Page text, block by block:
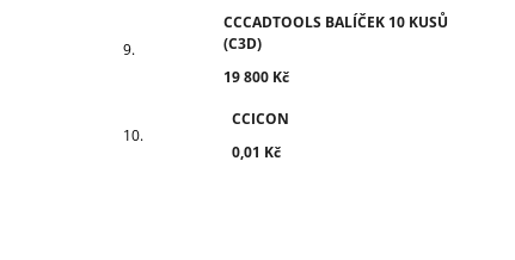
CCCADTOOLS BALÍČEK 10 KUSŮ
(C3D)
19 800 Kč
CCICON
0,01 Kč